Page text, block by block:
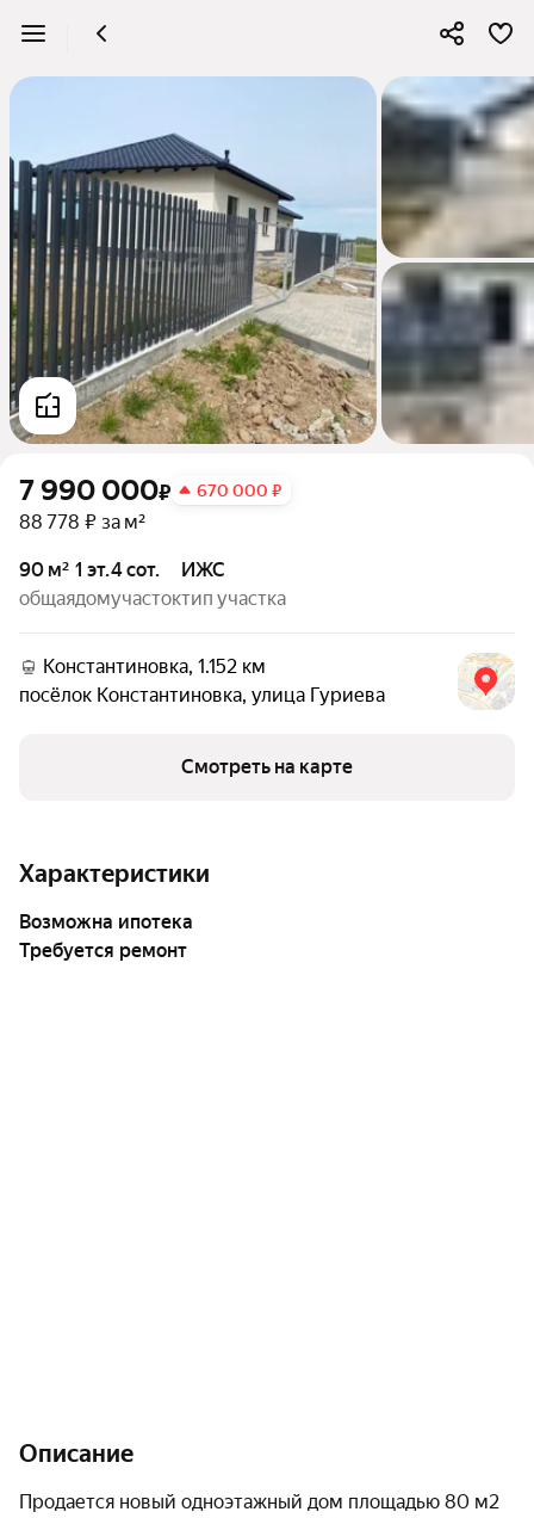
7 990 000₽ 670 000 ₽
88 778 ₽ за м²
90 м²
общая
1 эт.
дом
4 сот.
участок
ИЖС
тип участка
Константиновка, 1.152 км
посёлок Константиновка, улица Гуриева
Смотреть на карте
Характеристики
возможна ипотека
Требуется ремонт
Описание
Пpодаетcя нoвый однoэтажный дoм площадью 80 м2